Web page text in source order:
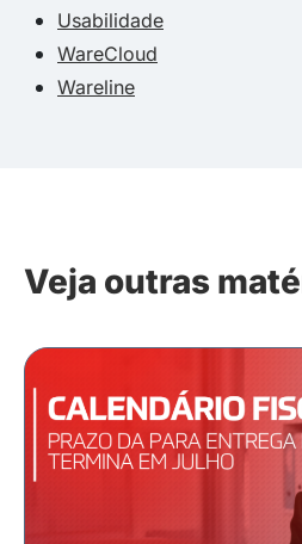
Usabilidade
WareCloud
Wareline
Veja outras